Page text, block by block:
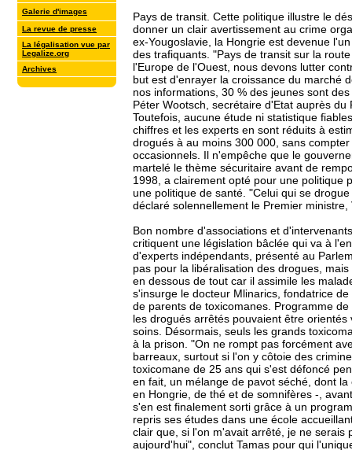
Galerie d'images
La revue de presse
La légalisation vue par
Legalize.org
Archives
Pays de transit. Cette politique illustre le
donner un clair avertissement au crime
ex-Yougoslavie, la Hongrie est devenue
des trafiquants. "Pays de transit sur la
l'Europe de l'Ouest, nous devons lutter
but est d'enrayer la croissance du marché
nos informations, 30 % des jeunes sont
Péter Wootsch, secrétaire d'Etat auprès du
Toutefois, aucune étude ni statistique
chiffres et les experts en sont réduits à
drogués à au moins 300 000, sans
occasionnels. Il n'empêche que le
martelé le thème sécuritaire avant de
1998, a clairement opté pour une politique
une politique de santé. "Celui qui se
déclaré solennellement le Premier ministre,
Bon nombre d'associations et
critiquent une législation bâclée qui va à
d'experts indépendants, présenté au
pas pour la libéralisation des drogues,
en dessous de tout car il assimile les
s'insurge le docteur Mlinarics, fondatrice
de parents de toxicomanes. Programme
les drogués arrêtés pouvaient être orientés
soins. Désormais, seuls les grands
à la prison. "On ne rompt pas forcément
barreaux, surtout si l'on y côtoie des
toxicomane de 25 ans qui s'est défoncé
en fait, un mélange de pavot séché, dont
en Hongrie, de thé et de somnifères -,
s'en est finalement sorti grâce à un
repris ses études dans une école
clair que, si l'on m'avait arrêté, je ne serais
aujourd'hui", conclut Tamas pour qui